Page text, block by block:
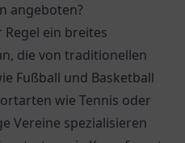
angeboten?
ein breites
die von traditionellen
Fußball und Basketball
wie Tennis oder
Vereine spezialisieren